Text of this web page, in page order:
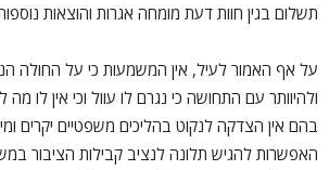
תשלום בגין חוות דעת מומחה אגרות והוצאות
על אף האמור לעיל, אין המשמעות כי על החולה
ולהיוותר עם התחושה כי נגרם לו עוול וכי אין לו
בהם אין הצדקה לנקוט בהליכים משפטיים יקרים
האפשרות להגיש תלונה לנציב קבילות הציבור